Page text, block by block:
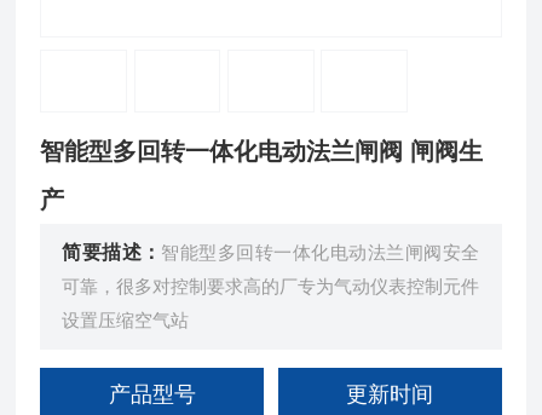
智能型多回转一体化电动法兰闸阀 闸阀生
产
简要描述： 智能型多回转一体化电动法兰闸阀安全
可靠，很多对控制要求高的厂专为气动仪表控制元件
设置压缩空气站
产品型号 更新时间